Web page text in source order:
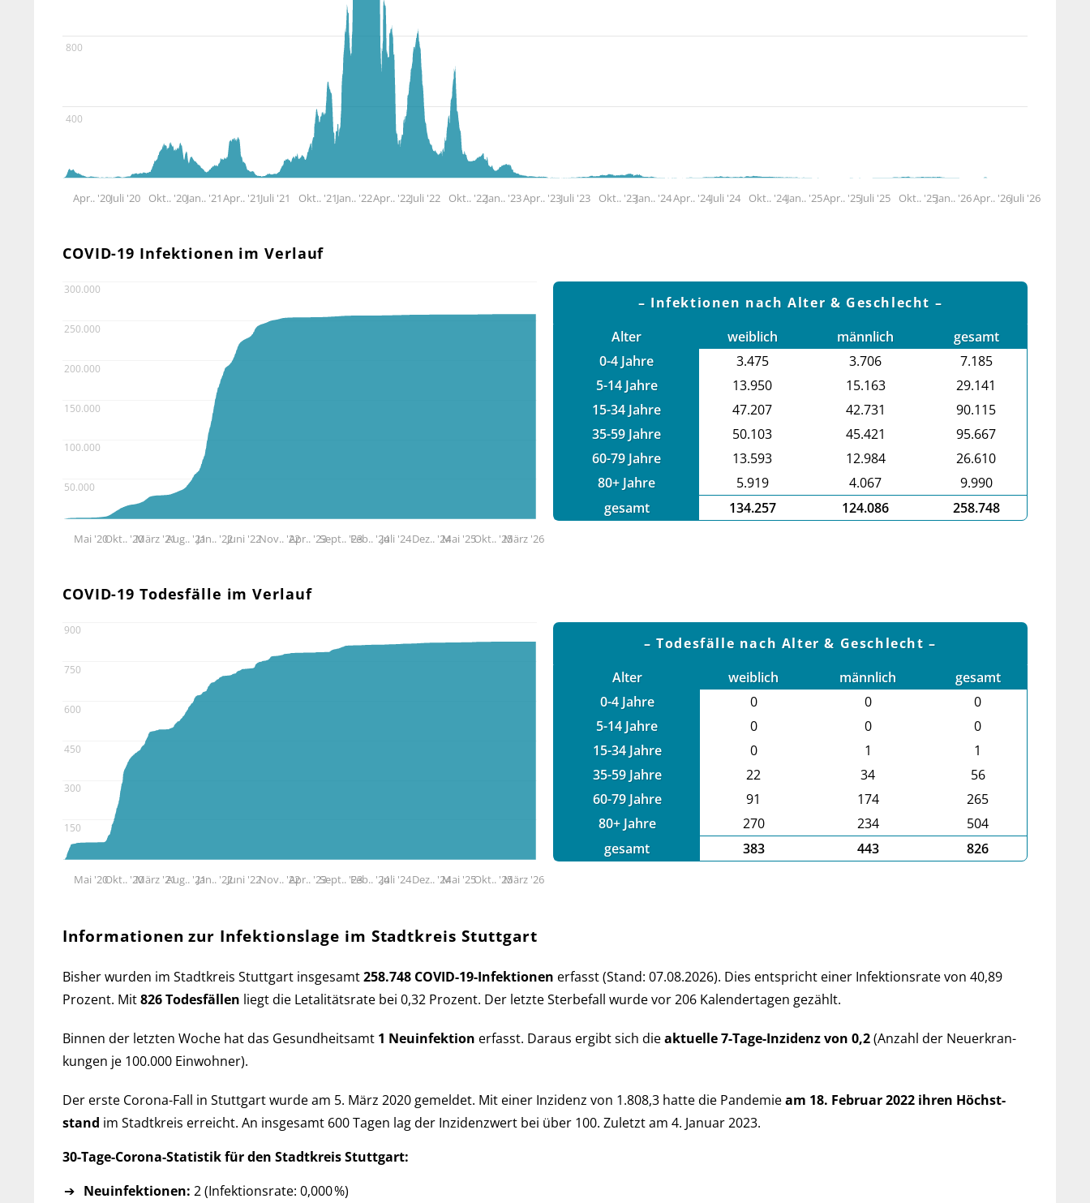
400
800
Apr.. '20Juli '20 Okt.. '20Jan.. '21Apr.. '21Juli '21 Okt.. '21Jan.. '22Apr.. '22Juli '22 Okt.. '22Jan.. '23Apr.. '23Juli '23 Okt.. '23Jan.. '24Apr.. '24Juli '24 Okt.. '24Jan.. '25Apr.. '25Juli '25 Okt.. '25Jan.. '26Apr.. '26Juli '26
COVID-19 Infektionen im Verlauf
50.000
100.000
150.000
200.000
250.000
300.000
Mai '20Okt.. '20März '21Aug.. '21Jan.. '22Juni '22Nov.. '22Apr.. '23Sept.. '23Feb.. '24Juli '24Dez.. '24Mai '25Okt.. '25März '26
Infektionen nach Alter & Geschlecht
Alter
weiblich männlich
gesamt
0-4 Jahre
3.475 3.706
7.185
5-14 Jahre
13.950 15.163
29.141
15-34 Jahre
47.207 42.731
90.115
35-59 Jahre
50.103 45.421
95.667
60-79 Jahre
13.593 12.984
26.610
80+ Jahre
5.919 4.067
9.990
gesamt
134.257 124.086 258.748
COVID-19 Todesfälle im Verlauf
150
300
450
600
750
900
Mai '20Okt.. '20März '21Aug.. '21Jan.. '22Juni '22Nov.. '22Apr.. '23Sept.. '23Feb.. '24Juli '24Dez.. '24Mai '25Okt.. '25März '26
Todesfälle nach Alter & Geschlecht
Alter
weiblich männlich
gesamt
0-4 Jahre
0 0
0
5-14 Jahre
0 0
0
15-34 Jahre
0 1
1
35-59 Jahre
22 34
56
60-79 Jahre
91 174
265
80+ Jahre
270 234
504
gesamt
383 443 826
Informationen zur Infektionslage im Stadtkreis Stuttgart
Bisher wurden im Stadtkreis Stuttgart ins­ge­samt258.748 COVID-19-Infek­tio­nen er­fasst (Stand: 07.08.2026). Dies ent­spricht einer Infek­tions­rate von 40,89
Pro­zent. Mit826 Todes­fällen liegt die Let­a­li­täts­rate bei 0,32 Pro­zent. Der letzte Sterbe­fall wurde vor 206 Kalender­tagen gezählt.
Binnen der letzten Woche hat das Ge­sund­heits­amt 1 Neu­in­fek­tion er­fasst. Daraus er­gibt sich dieaktu­elle 7-Tage-Inzi­denz von 0,2(An­zahl der Neu­er­kran­
kun­gen je 100.000 Ein­wohner).
Der erste Corona-Fall in Stuttgart wurde am 5. März 2020 ge­mel­det. Mit einer Inzi­denz von 1.808,3 hatte die Pan­de­mieam 18. Februar 2022 ihren Höchst­
stand im Stadtkreis er­reicht. An ins­ge­samt 600 Tagen lag der Inzi­denz­wert bei über 100. Zu­letzt am 4. Januar 2023.
30-Tage-Corona-Statistik für den Stadtkreis Stuttgart:
Neuinfektionen: 2 (Infektionsrate: 0,000 %)